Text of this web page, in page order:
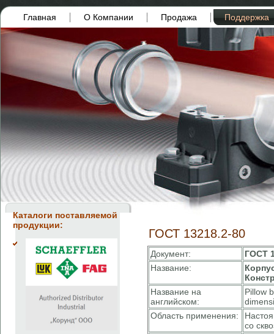
Главная О Компании Продажа Поддержка
Каталоги поставляемой
продукции:
ГОСТ 13218.2-80
Документ:
ГОСТ
Название:
Название на
английском:
Pillow
Область применения:
со